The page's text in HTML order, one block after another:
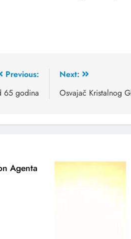
Previous:
65 godina
Next:
Osvajač Kristalnog
Agenta